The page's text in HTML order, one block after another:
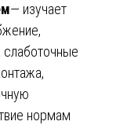
— изучает
слаботочные
нормам